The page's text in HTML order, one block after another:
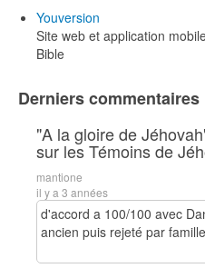
Youversion
Site web et application
Bible
Derniers commentaires
"A la gloire de
sur les Témoins de
mantione
il y a 3 années
d'accord a 100/100 avec
ancien puis rejeté par